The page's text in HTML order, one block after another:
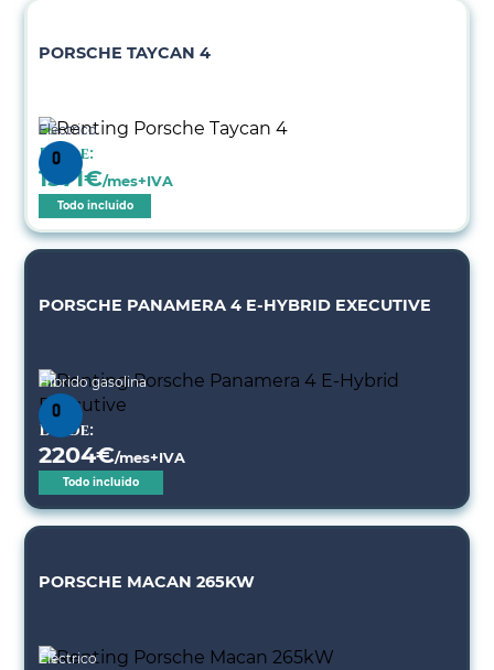
PORSCHE TAYCAN 4
Eléctrico
Desde:
1571€/mes+IVA
Todo incluido
PORSCHE PANAMERA 4 E-HYBRID EXECUTIVE
Híbrido gasolina
Desde:
2204€/mes+IVA
Todo incluido
PORSCHE MACAN 265KW
Eléctrico